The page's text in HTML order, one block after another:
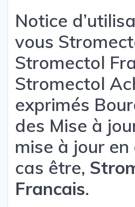
Notice
vous
Stromectol
Stromectol
exprimés
des Mise à
mise à jour en
cas être,
Francais.